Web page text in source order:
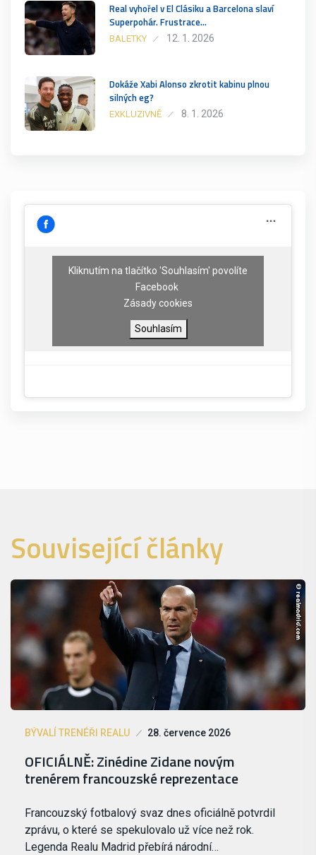
Real vyhořel v El Clásiku a Barcelona slaví
Superpohár. Frustrace…
BALETKY 12. 1. 2026
Dokáže Xabi Alonso zkrotit kabinu plnou
silných eg?
EXKLUZIVNĚ 8. 1. 2026
Kliknutím na tlačítko 'Souhlasím' povolíte
Facebook
Zásady cookies
Souhlasím
Související články
BÝVALÍ TRENÉŘI REALU 28. července 2026
OFICIÁLNĚ: Zinédine Zidane novým
trenérem francouzské reprezentace
Francouzský fotbalový svaz dnes oficiálně potvrdil
zprávu, o které se spekulovalo už více než rok.
Legenda Realu Madrid přebírá národní…